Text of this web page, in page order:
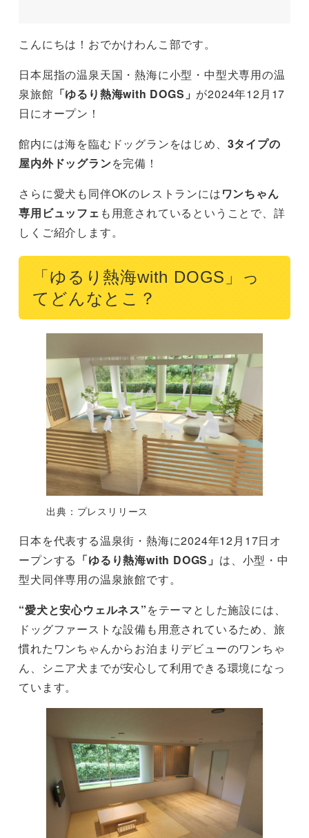
こんにちは！おでかけわんこ部です。
日本屈指の温泉天国・熱海に小型・中型犬専用の温
泉旅館 「ゆるり熱海with DOGS」 が2024年12月17
日にオープン！
館内には海を臨むドッグランをはじめ、 3タイプの
屋内外ドッグランを完備！
さらに愛犬も同伴OKのレストランにはワンちゃん
専用ビュッフェ も用意されているということで、詳
しくご紹介します。
「ゆるり熱海with DOGS」っ
てどんなとこ？
出典：プレスリリース
日本を代表する温泉街・熱海に2024年12月17日オ
ープンする 「ゆるり熱海with DOGS」 は、小型・中
型犬同伴専用の温泉旅館です。
“愛犬と安心ウェルネス”をテーマとした施設には、
ドッグファーストな設備も用意されているため、旅
慣れたワンちゃんからお泊まりデビューのワンちゃ
ん、シニア犬までが安心して利用できる環境になっ
ています。